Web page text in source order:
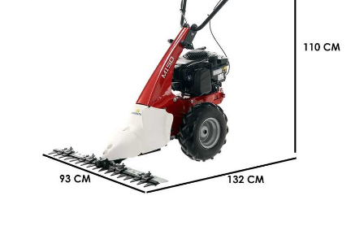
Gyrobroyeurs à lame pour tracteur
Haches - Cognées et Hachettes
Hachoirs à viande
Herses à Dents
Herses Rotatives
Energy Gruppi
Enotecnica Pillan